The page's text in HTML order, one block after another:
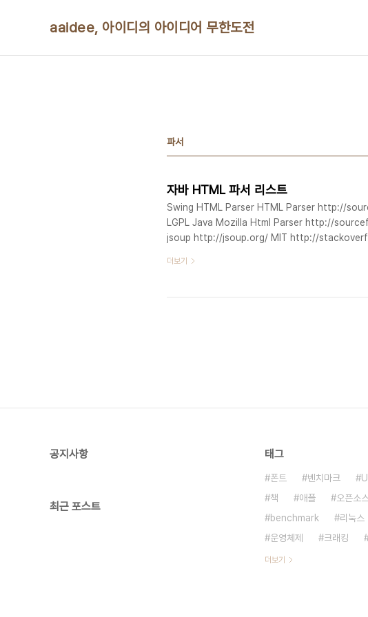
aaidee, 아이디의 아이디어 무한도전
파서
자바 HTML 파서 리스트
Swing HTML Parser HTML Parser http://
LGPL Java Mozilla Html Parser http://
jsoup http://jsoup.org/ MIT http://
Jericho HTML Parser http://
더보기
공지사항
최근 포스트
태그
폰트 벤치마크 UI
책
애플 오픈소스
benchmark
리눅스
운영체제
크래킹
더보기